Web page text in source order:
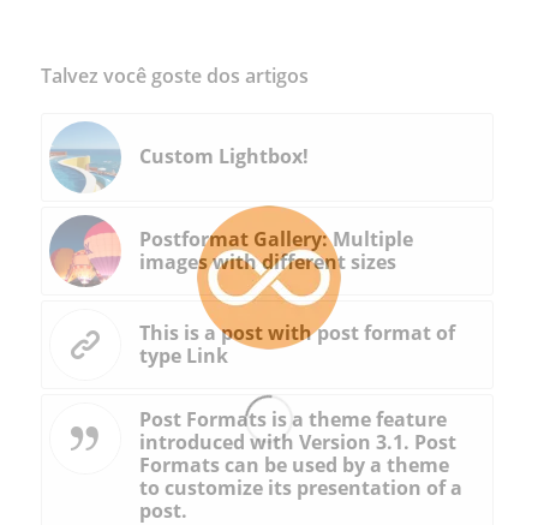
Talvez você goste dos artigos
Custom Lightbox!
Postformat Gallery: Multiple
images with different sizes
This is a post with post format of
type Link
Post Formats is a theme feature
introduced with Version 3.1. Post
Formats can be used by a theme
to customize its presentation of a
post.